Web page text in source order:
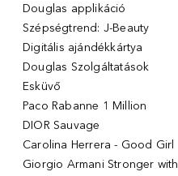
Douglas applikáció
Szépségtrend: J-Beauty
Digitális ajándékkártya
Douglas Szolgáltatások
Esküvő
Paco Rabanne 1 Million
DIOR Sauvage
Carolina Herrera - Good Girl
Giorgio Armani Stronger with